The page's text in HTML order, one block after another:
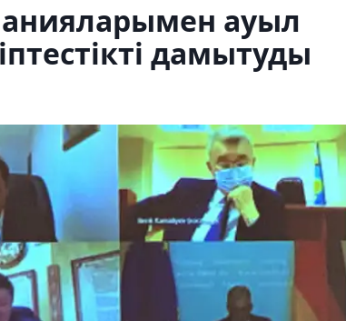
ауыл
дамытуды